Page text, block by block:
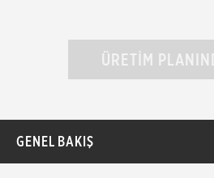
ÜRETİM
GENEL BAKIŞ